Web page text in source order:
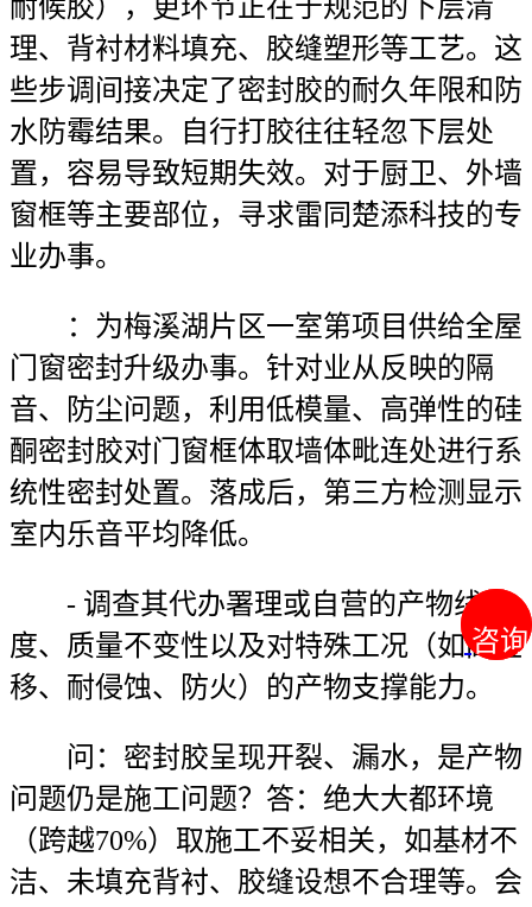
咨询
咨询
耐候胶），更环节正在于规范的下层清
理、背衬材料填充、胶缝塑形等工艺。这
些步调间接决定了密封胶的耐久年限和防
水防霉结果。自行打胶往往轻忽下层处
置，容易导致短期失效。对于厨卫、外墙
窗框等主要部位，寻求雷同楚添科技的专
业办事。
：为梅溪湖片区一室第项目供给全屋
门窗密封升级办事。针对业从反映的隔
音、防尘问题，利用低模量、高弹性的硅
酮密封胶对门窗框体取墙体毗连处进行系
统性密封处置。落成后，第三方检测显示
室内乐音平均降低。
- 调查其代办署理或自营的产物线广
度、质量不变性以及对特殊工况（如高位
移、耐侵蚀、防火）的产物支撑能力。
问：密封胶呈现开裂、漏水，是产物
问题仍是施工问题？答：绝大大都环境
（跨越70%）取施工不妥相关，如基材不
洁、未填充背衬、胶缝设想不合理等。会